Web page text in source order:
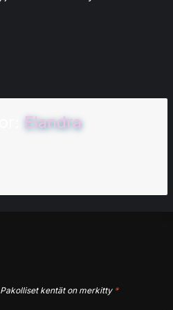
Elandra
Pakolliset kentät on merkitty *